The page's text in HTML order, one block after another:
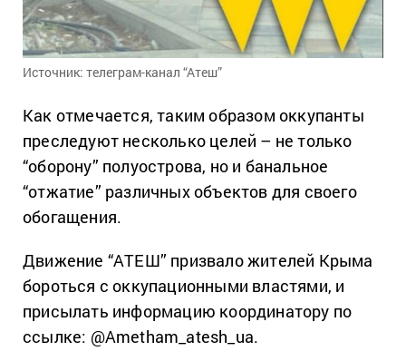
Источник: телеграм-канал “Атеш”
Как отмечается, таким образом оккупанты
преследуют несколько целей – не только
“оборону” полуострова, но и банальное
“отжатие” различных объектов для своего
обогащения.
Движение “АТЕШ” призвало жителей Крыма
бороться с оккупационными властями, и
присылать информацию координатору по
ссылке: @Ametham_atesh_ua.